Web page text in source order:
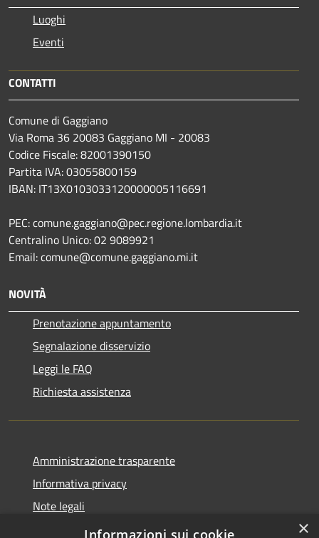
Luoghi
Eventi
CONTATTI
Comune di Gaggiano
Via Roma 36 20083 Gaggiano MI - 20083
Codice Fiscale: 82001390150
Partita IVA: 03055800159
IBAN: IT13X0103033120000005116691
PEC: comune.gaggiano@pec.regione.lombardia.it
Centralino Unico: 02 9089921
Email: comune@comune.gaggiano.mi.it
NOVITÀ
Prenotazione appuntamento
Segnalazione disservizio
Leggi le FAQ
Richiesta assistenza
Amministrazione trasparente
Informativa privacy
Note legali
Dichiarazione di accessibilità
×
Informazioni sui cookie